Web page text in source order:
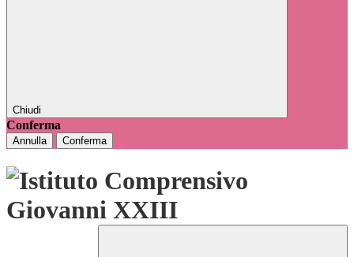
Chiudi
Conferma
Annulla Conferma